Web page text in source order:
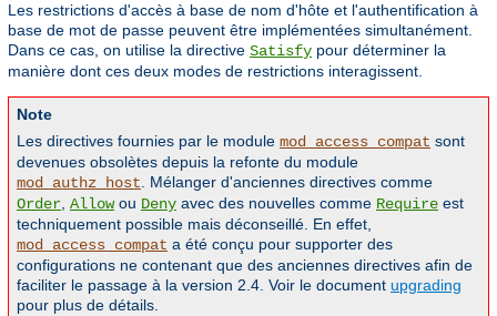
Les restrictions d'accès à base de nom d'hôte et l'authentification à
base de mot de passe peuvent être implémentées simultanément.
Dans ce cas, on utilise la directive Satisfy pour déterminer la
manière dont ces deux modes de restrictions interagissent.
Note
Les directives fournies par le module mod_access_compat sont
devenues obsolètes depuis la refonte du module
mod_authz_host . Mélanger d'anciennes directives comme
Order Allowou Deny avec des nouvelles comme Require est
techniquement possible mais déconseillé. En effet,
mod_access_compat a été conçu pour supporter des
configurations ne contenant que des anciennes directives afin de
faciliter le passage à la version 2.4. Voir le document upgrading
pour plus de détails.